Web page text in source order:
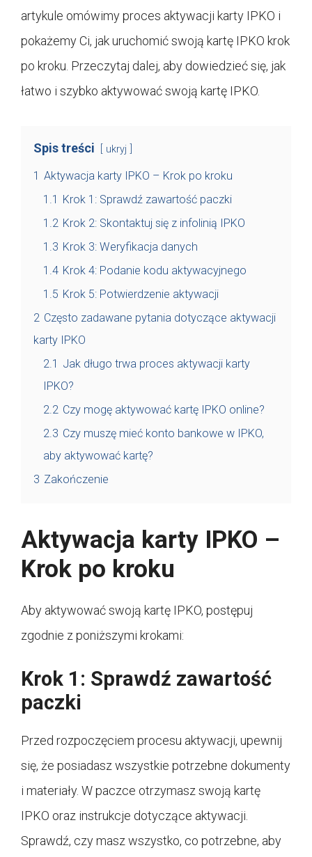
artykule omówimy proces aktywacji karty IPKO i
pokażemy Ci, jak uruchomić swoją kartę IPKO krok
po kroku. Przeczytaj dalej, aby dowiedzieć się, jak
łatwo i szybko aktywować swoją kartę IPKO.
Spis treści ukryj
1 Aktywacja karty IPKO – Krok po kroku
1.1 Krok 1: Sprawdź zawartość paczki
1.2 Krok 2: Skontaktuj się z infolinią IPKO
1.3 Krok 3: Weryfikacja danych
1.4 Krok 4: Podanie kodu aktywacyjnego
1.5 Krok 5: Potwierdzenie aktywacji
2 Często zadawane pytania dotyczące aktywacji
karty IPKO
2.1 Jak długo trwa proces aktywacji karty
IPKO?
2.2 Czy mogę aktywować kartę IPKO online?
2.3 Czy muszę mieć konto bankowe w IPKO,
aby aktywować kartę?
3 Zakończenie
Aktywacja karty IPKO –
Krok po kroku
Aby aktywować swoją kartę IPKO, postępuj
zgodnie z poniższymi krokami:
Krok 1: Sprawdź zawartość
paczki
Przed rozpoczęciem procesu aktywacji, upewnij
się, że posiadasz wszystkie potrzebne dokumenty
i materiały. W paczce otrzymasz swoją kartę
IPKO oraz instrukcje dotyczące aktywacji.
Sprawdź, czy masz wszystko, co potrzebne, aby